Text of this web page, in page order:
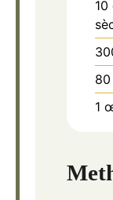
10
80
1